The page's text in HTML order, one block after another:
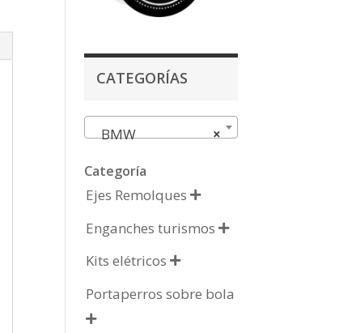
CATEGORÍAS
×
BMW
Categoría
Ejes Remolques 
Enganches turismos 
Kits elétricos 
Portaperros sobre bola
